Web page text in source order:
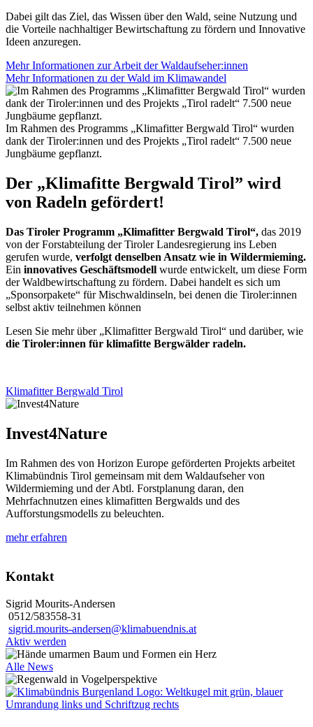
Dabei gilt das Ziel, das Wissen über den Wald, seine Nutzung und
die Vorteile nachhaltiger Bewirtschaftung zu fördern und Innovative
Ideen anzuregen.
Mehr Informationen zur Arbeit der Waldaufseher:innen
Mehr Informationen zu der Wald im Klimawandel
Im Rahmen des Programms „Klimafitter Bergwald Tirol“ wurden
dank der Tiroler:innen und des Projekts „Tirol radelt“ 7.500 neue
Jungbäume gepflanzt.
Der „Klimafitte Bergwald Tirol” wird
von Radeln gefördert!
Das Tiroler Programm „Klimafitter Bergwald Tirol“, das 2019
von der Forstabteilung der Tiroler Landesregierung ins Leben
gerufen wurde, verfolgt denselben Ansatz wie in Wildermieming.
Ein innovatives Geschäftsmodell wurde entwickelt, um diese Form
der Waldbewirtschaftung zu fördern. Dabei handelt es sich um
„Sponsorpakete“ für Mischwaldinseln, bei denen die Tiroler:innen
selbst aktiv teilnehmen können
Lesen Sie mehr über „Klimafitter Bergwald Tirol“ und darüber, wie
die Tiroler:innen für klimafitte Bergwälder radeln.
Klimafitter Bergwald Tirol
Invest4Nature
Im Rahmen des von Horizon Europe geförderten Projekts arbeitet
Klimabündnis Tirol gemeinsam mit dem Waldaufseher von
Wildermieming und der Abtl. Forstplanung daran, den
Mehrfachnutzen eines klimafitten Bergwalds und des
Aufforstungsmodells zu beleuchten.
mehr erfahren
Kontakt
Sigrid Mourits-Andersen
0512/583558-31
sigrid.mourits-andersen@klimabuendnis.at
Aktiv werden
Alle News